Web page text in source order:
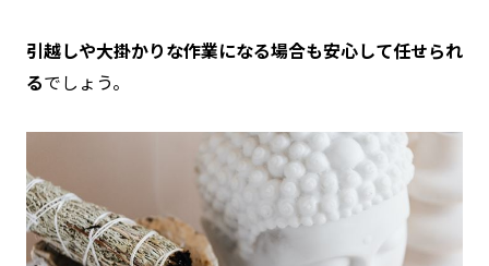
引越しや大掛かりな作業になる場合も安心して任せられ
るでしょう。